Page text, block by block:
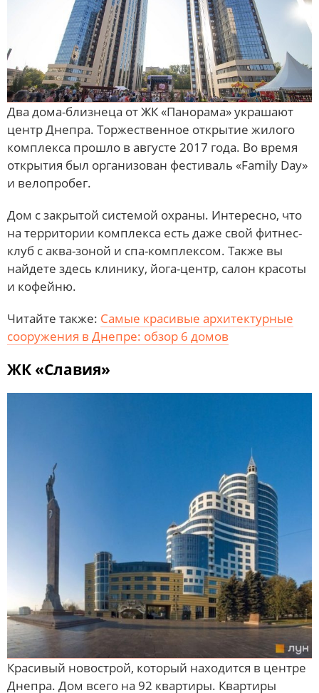
Два дома-близнеца от ЖК «Панорама» украшают
центр Днепра. Торжественное открытие жилого
комплекса прошло в августе 2017 года. Во время
открытия был организован фестиваль «Family Day»
и велопробег.
Дом с закрытой системой охраны. Интересно, что
на территории комплекса есть даже свой фитнес-
клуб с аква-зоной и спа-комплексом. Также вы
найдете здесь клинику, йога-центр, салон красоты
и кофейню.
Читайте также: Самые красивые архитектурные
сооружения в Днепре: обзор 6 домов
ЖК «Славия»
Красивый новострой, который находится в центре
Днепра. Дом всего на 92 квартиры. Квартиры